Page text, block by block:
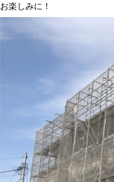
お楽しみに！